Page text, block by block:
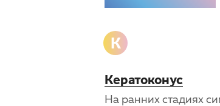
К
Кератоконус
На ранних стадиях